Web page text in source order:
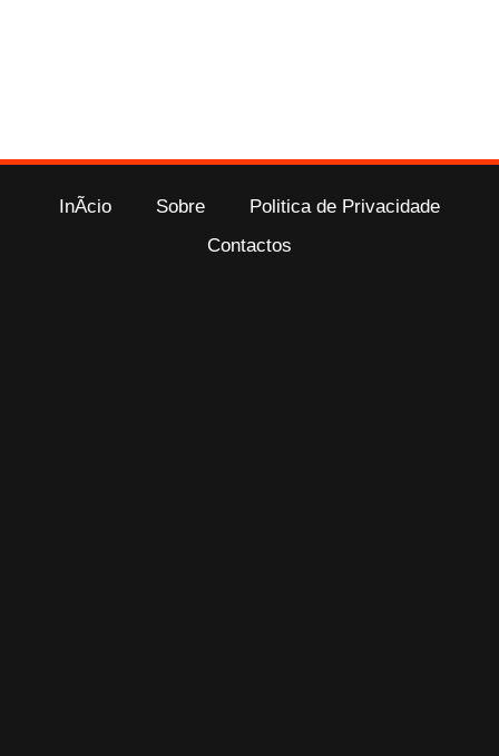
InÃ­cio Sobre
Politica de Privacidade
Contactos